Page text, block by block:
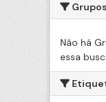
Grupos
Não há
essa